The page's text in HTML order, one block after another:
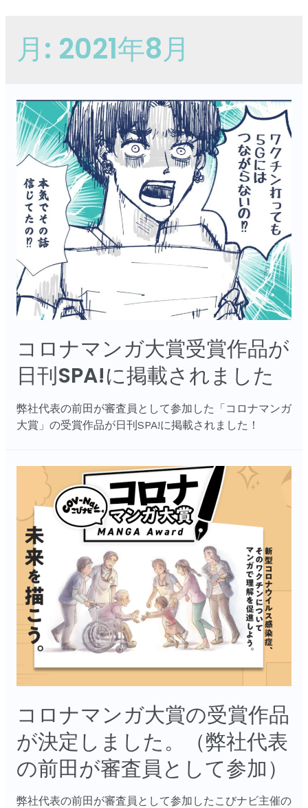
月: 2021年8月
コロナマンガ大賞受賞作品が
日刊SPA!に掲載されました
弊社代表の前田が審査員として参加した「コロナマンガ
大賞」の受賞作品が日刊SPA!に掲載されました！
コロナマンガ大賞の受賞作品
が決定しました。（弊社代表
の前田が審査員として参加）
弊社代表の前田が審査員として参加したこびナビ主催の